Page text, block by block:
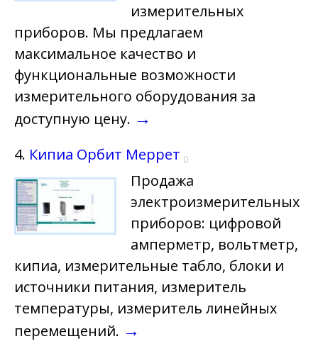
измерительных
приборов. Мы предлагаем
максимальное качество и
функциональные возможности
измерительного оборудования за
доступную цену. →
4. Кипиа Орбит Меррет 0
Продажа
электроизмерительных
приборов: цифровой
амперметр, вольтметр,
кипиа, измерительные табло, блоки и
источники питания, измеритель
температуры, измеритель линейных
перемещений. →